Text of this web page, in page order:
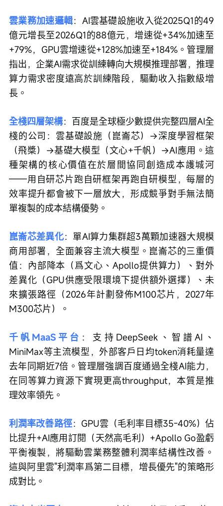
雲業務加速邏輯：AI雲基礎設施收入從2025Q1的49
億元增長至2026Q1的88億元，增速從+34%加速至
+79%，GPU雲增速從+128%加速至+184%。管理層
指出，企業AI需求從訓練轉向大規模推理部署，推理
算力需求密度遠高於訓練階段，驅動收入指數級增
長。
全棧四層架構：百度是全球極少數提供完整四層AI全
棧的公司：雲基礎設施（崑崙芯）→深度學習框架
（飛槳）→基礎大模型（文心+千帆）→AI應用。這
種架構的核心價值在於層間協同創造成本護城河
——用自研芯片跑自研框架再跑自研模型，每層的
效率提升都會被下一層放大，形成競爭對手無法簡
單複製的成本結構優勢。
崑崙芯差異化：單AI算力集群超3萬顆加速器大規模
商用部署，全面兼容主流大模型。崑崙芯的三重價
值：內部降本（爲文心、Apollo提供算力）、對外
差異化（GPU供應受限環境下提供額外選擇）、未
來擴張路徑（2026年計劃發佈M100芯片，2027年
M300芯片）。
千帆MaaS平台 ：支持DeepSeek、智譜AI、
MiniMax等主流模型，外部客戶日均token消耗量達
去年同期近7倍。管理層強調百度通過全棧AI能力，
在同等算力資源下實現更高throughput，本質是推
理效率領先。
利潤率改善路徑：GPU雲（毛利率目標35-40%）佔
比提升+AI應用訂閱（天然高毛利）+Apollo Go盈虧
平衡複製，將驅動雲業務整體利潤率結構性改善。
這與阿里雲"利潤率爲第二目標，增長優先"的策略形
成對比。